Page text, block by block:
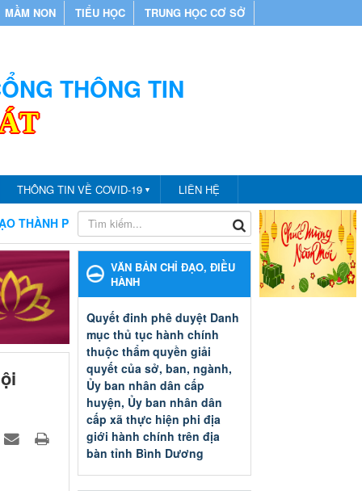
MẦM NON TIỂU HỌC TRUNG HỌC CƠ SỞ
THÔNG TIN
THÔNG TIN VỀ COVID-19 ▼ LIÊN HỆ
CÁT CHÀO MỪNG BẠN ĐẾN VỚI CỔNG THÔNG TIN
VĂN BẢN CHỈ ĐẠO, ĐIỀU
HÀNH
Quyết đinh phê duyệt Danh
mục thủ tục hành chính
thuộc thẩm quyền giải
quyết của sở, ban, ngành,
Ủy ban nhân dân cấp
huyện, Ủy ban nhân dân
cấp xã thực hiện phi địa
giới hành chính trên địa
bàn tỉnh Bình Dương